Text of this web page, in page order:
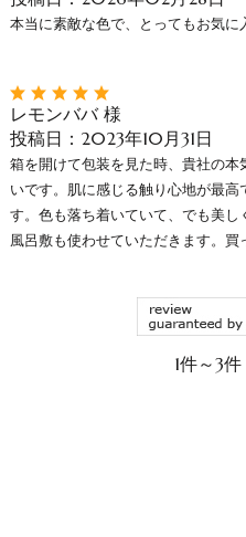
本当に素敵な色で、とってもお気に
レモンババ 様
投稿日：2023年10月31日
箱を開けて包装を見た時、貴社の
いです。肌に感じる触り心地が最
す。色も落ち着いていて、でも美し
風呂敷も使わせていただきます。買
1件～3件